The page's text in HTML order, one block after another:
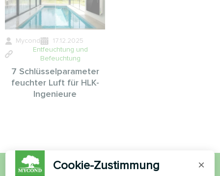
Mycond
17.12.2025
Entfeuchtung und
Befeuchtung
7 Schlüsselparameter
feuchter Luft für HLK-
Ingenieure
Cookie-Zustimmung ×